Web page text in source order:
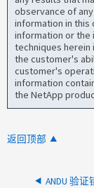
observance of
information in this
information or the
techniques
the customer's
customer's
information
the NetApp
返回顶部